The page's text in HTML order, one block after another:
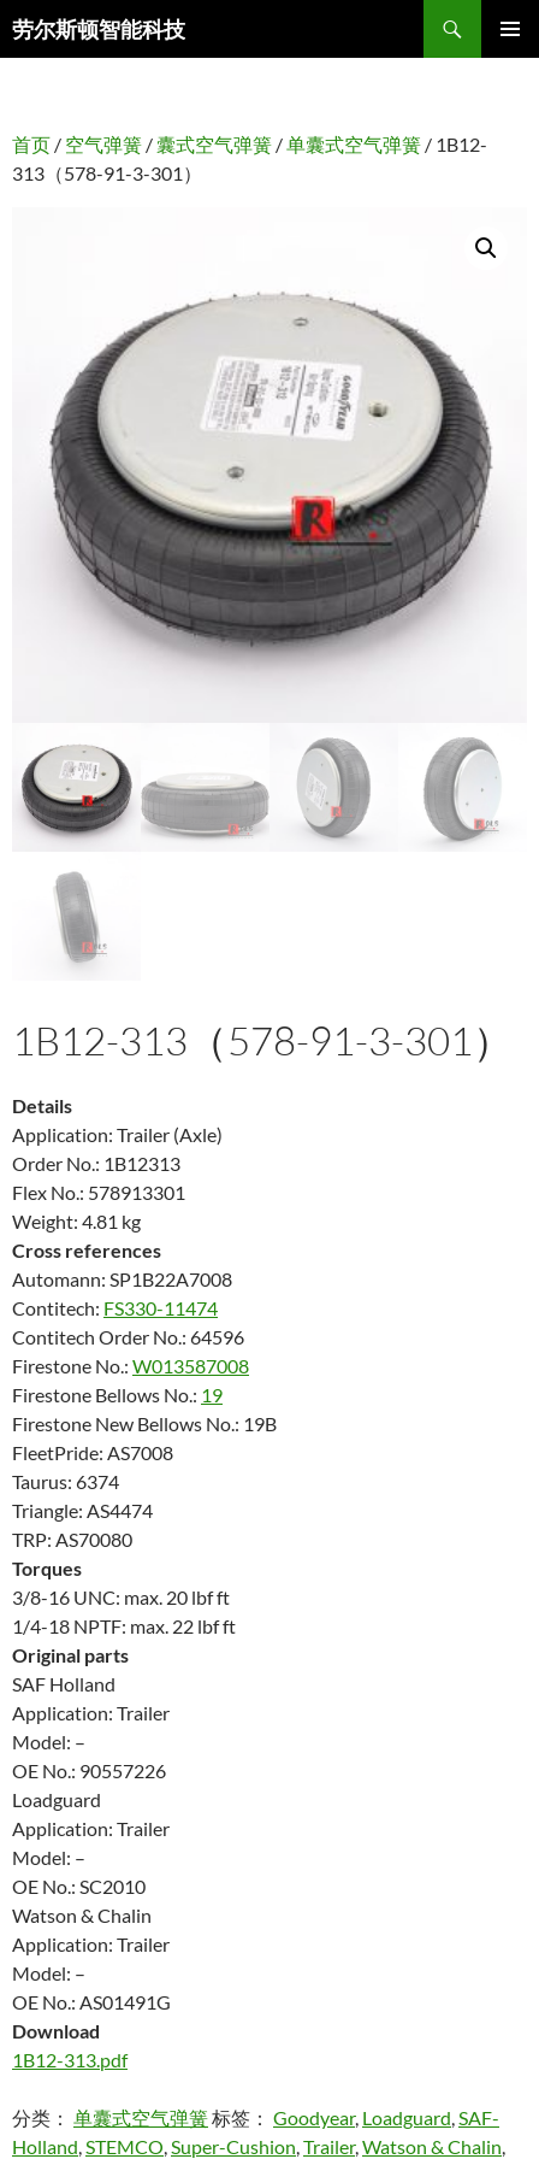
劳尔斯顿智能科技
搜
索
首页 / 空气弹簧 / 囊式空气弹簧 /单囊式空气弹簧 / 1B12-
313（578-91-3-301）
1B12-313（578-91-3-301）
Details
Application: Trailer (Axle)
Order No.: 1B12313
Flex No.: 578913301
Weight: 4.81 kg
Cross references
Automann: SP1B22A7008
Contitech: FS330-11474
Contitech Order No.: 64596
Firestone No.: W013587008
Firestone Bellows No.: 19
Firestone New Bellows No.: 19B
FleetPride: AS7008
Taurus: 6374
Triangle: AS4474
TRP: AS70080
Torques
3/8-16 UNC: max. 20 lbf ft
1/4-18 NPTF: max. 22 lbf ft
Original parts
SAF Holland
Application: Trailer
Model: –
OE No.: 90557226
Loadguard
Application: Trailer
Model: –
OE No.: SC2010
Watson & Chalin
Application: Trailer
Model: –
OE No.: AS01491G
Download
1B12-313.pdf
分类： 单囊式空气弹簧标签： Goodyear, Loadguard,SAF-
Holland,STEMCO,Super-Cushion,Trailer,Watson & Chalin,